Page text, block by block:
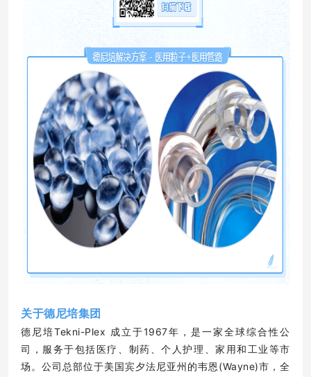
关于德尼培集团
德尼培Tekni-Plex 成立于1967年，是一家全球综合性公
司，服务于包括医疗、制药、个人护理、家用和工业等市
场。公司总部位于美国宾夕法尼亚州的韦恩(Wayne)市，全